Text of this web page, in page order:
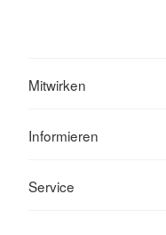
Mitwirken
Informieren
Service